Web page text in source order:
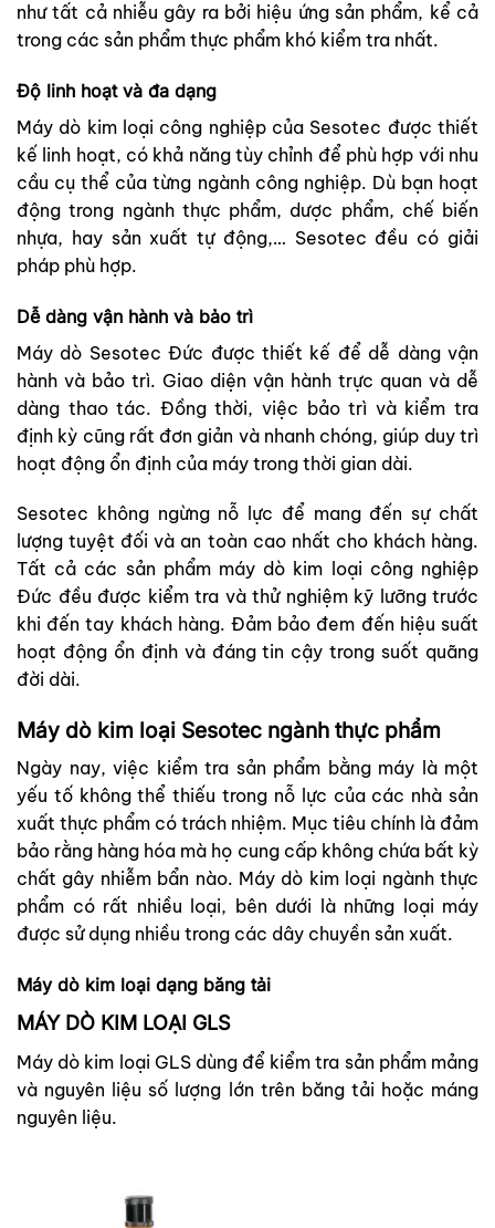
như tất cả nhiễu gây ra bởi hiệu ứng sản phẩm, kể cả
trong các sản phẩm thực phẩm khó kiểm tra nhất.
Độ linh hoạt và đa dạng
Máy dò kim loại công nghiệp của Sesotec được thiết
kế linh hoạt, có khả năng tùy chỉnh để phù hợp với nhu
cầu cụ thể của từng ngành công nghiệp. Dù bạn hoạt
động trong ngành thực phẩm, dược phẩm, chế biến
nhựa, hay sản xuất tự động,… Sesotec đều có giải
pháp phù hợp.
Dễ dàng vận hành và bảo trì
Máy dò Sesotec Đức được thiết kế để dễ dàng vận
hành và bảo trì. Giao diện vận hành trực quan và dễ
dàng thao tác. Đồng thời, việc bảo trì và kiểm tra
định kỳ cũng rất đơn giản và nhanh chóng, giúp duy trì
hoạt động ổn định của máy trong thời gian dài.
Sesotec không ngừng nỗ lực để mang đến sự chất
lượng tuyệt đối và an toàn cao nhất cho khách hàng.
Tất cả các sản phẩm máy dò kim loại công nghiệp
Đức đều được kiểm tra và thử nghiệm kỹ lưỡng trước
khi đến tay khách hàng. Đảm bảo đem đến hiệu suất
hoạt động ổn định và đáng tin cậy trong suốt quãng
đời dài.
Máy dò kim loại Sesotec ngành thực phẩm
Ngày nay, việc kiểm tra sản phẩm bằng máy là một
yếu tố không thể thiếu trong nỗ lực của các nhà sản
xuất thực phẩm có trách nhiệm. Mục tiêu chính là đảm
bảo rằng hàng hóa mà họ cung cấp không chứa bất kỳ
chất gây nhiễm bẩn nào. Máy dò kim loại ngành thực
phẩm có rất nhiều loại, bên dưới là những loại máy
được sử dụng nhiều trong các dây chuyền sản xuất.
Máy dò kim loại dạng băng tải
MÁY DÒ KIM LOẠI GLS
Máy dò kim loại GLS dùng để kiểm tra sản phẩm mảng
và nguyên liệu số lượng lớn trên băng tải hoặc máng
nguyên liệu.